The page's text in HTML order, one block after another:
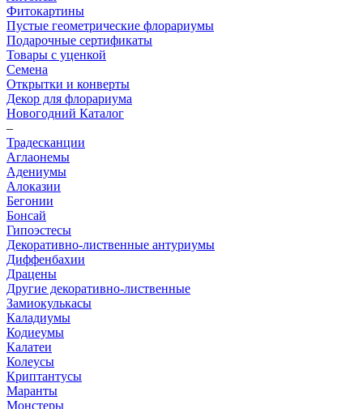
Фитокартины
Пустые геометрические флорариумы
Подарочные сертификаты
Товары с уценкой
Семена
Открытки и конверты
Декор для флорариума
Новогодний Каталог
–
Традесканции
Аглаонемы
Адениумы
Алоказии
Бегонии
Бонсай
Гипоэстесы
Декоративно-лиственные антуриумы
Диффенбахии
Драцены
Другие декоративно-лиственные
Замиокулькасы
Каладиумы
Кодиеумы
Калатеи
Колеусы
Криптантусы
Маранты
Монстеры